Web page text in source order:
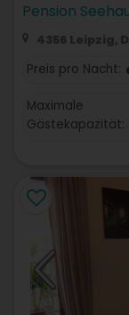
Pension
4356 Leipzig,
Preis pro Nacht:
Maximale
Gästekapazität: